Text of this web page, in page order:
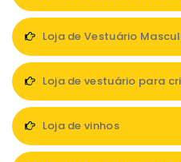
Loja de Vestuário
Loja de vestuário para
Loja de vinhos